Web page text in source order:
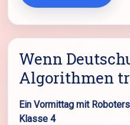
Wenn
Algorithmen
Ein Vormittag mit
Klasse 4